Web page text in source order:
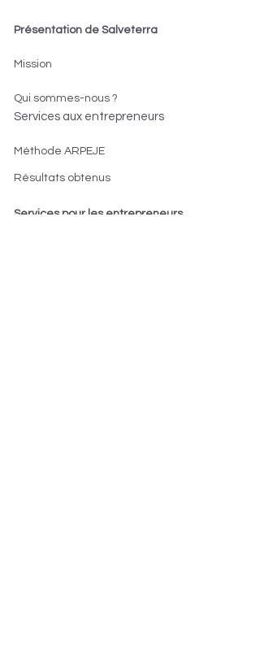
Présentation de Salveterra
Mission
Qui sommes-nous ?
Services aux entrepreneurs
Méthode ARPEJE
Résultats obtenus
Services pour les entrepreneurs